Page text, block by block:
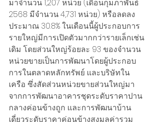
มาจำนวน 1,207 หน่วย (เดือนกุมภาพันธ์
2568 มีจำนวน 4,731 หน่วย) หรือลดลง
ประมาณ 30.8% ในเดือนนี้ผู้ประกอบการ
รายใหญ่มีการเปิดตัวมากกว่ารายเล็กเช่น
เดิม โดยส่วนใหญ่ร้อยละ 93 ของจำนวน
หน่วยขายเป็นการพัฒนาโดยผู้ประกอบ
การในตลาดหลักทรัพย์ และบริษัทใน
เครือ ซึ่งสัดส่วนหน่วยขายส่วนใหญ่มา
จากการพัฒนาอาคารชุดระดับราคาปาน
กลางค่อนข้างถูก และการพัฒนาบ้าน
เดี่ยวระดับราคาค่อนข้างสูงมูลค่ารวม